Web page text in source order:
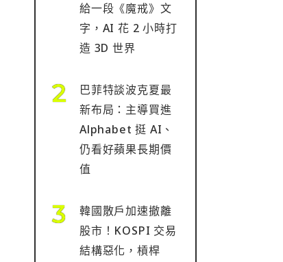
給一段《魔戒》文
字，AI 花 2 小時打
造 3D 世界
巴菲特談波克夏最
新布局：主導買進
Alphabet 挺 AI、
仍看好蘋果長期價
值
韓國散戶加速撤離
股市！KOSPI 交易
結構惡化，槓桿